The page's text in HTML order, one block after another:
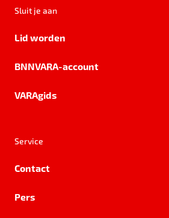
Sluit je aan
Lid worden
BNNVARA-account
VARAgids
Service
Contact
Pers